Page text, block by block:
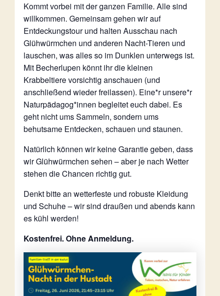
Kommt vorbei mit der ganzen Familie. Alle sind
willkommen. Gemeinsam gehen wir auf
Entdeckungstour und halten Ausschau nach
Glühwürmchen und anderen Nacht-Tieren und
lauschen, was alles so im Dunklen unterwegs ist.
Mit Becherlupen könnt ihr die kleinen
Krabbeltiere vorsichtig anschauen (und
anschließend wieder freilassen). Eine*r unsere*r
Naturpädagog*innen begleitet euch dabei. Es
geht nicht ums Sammeln, sondern ums
behutsame Entdecken, schauen und staunen.
Natürlich können wir keine Garantie geben, dass
wir Glühwürmchen sehen – aber je nach Wetter
stehen die Chancen richtig gut.
Denkt bitte an wetterfeste und robuste Kleidung
und Schuhe – wir sind draußen und abends kann
es kühl werden!
Kostenfrei. Ohne Anmeldung.